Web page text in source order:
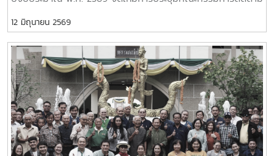
เคลื่อนมหาวิทยาลัยให้สามารถปรับตัวและพัฒนาได้อย่างมี
ประสิทธิภาพและยั่งยืน
ปีงบประมาณ พ.ศ. 2569 ครั้งที่ 2/2569 และได้มอบหมายให้ รอง
ศาสตราจารย์ ดร.วีระพล ทองมา อธิการบดี รองประธาน
กรรมการ ปฏิบัติหน้าที่ประธานที่ประชุม โดยมีกรรมการเข้าร่วม
ประชุม ดังนี้ 1) ผู้ช่วยศาสตราจารย์ ดร.ชนาพร ขันธบุตร 2) รอง
ศาสตราจารย์ ว่าที่ร้อยตรี ดร.จงกล พรมยะ 3) ผู้ช่วย
ศาสตราจารย์ ดร.พิมพ์ชนก สังข์แก้ว ประธานสภาพนักงาน และ
ผู้ช่วยศาสตราจารย์ ดร.ปรีดา ศรีนฤวรรณ ผู้ช่วยอธิการบดี เป็น
เลขานุการคณะกรรมการฯ ทั้งนี้ เมื่อเวลา 14.30 น. ประธาน
กรรมการติดตาม และประเมินผลฯ ได้เชิญหัวหน้าส่วนงานเข้าร่วม
12 มิถุนายน 2569